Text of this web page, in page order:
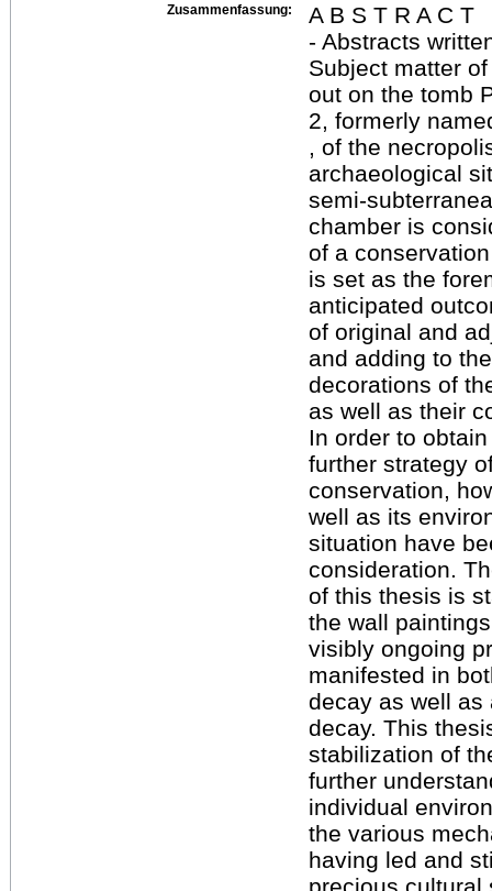
Zusammenfassung:
A B S T R A C T
- Abstracts
Subject matter
out on the tomb
2, formerly
, of the
archaeological
semi-
chamber is
of a
is set as the
anticipated
of original and
and adding to
decorations of
as well as their
In order to
further strategy
conservation,
well as its
situation have
consideration.
of this thesis is
the wall
visibly ongoing
manifested in
decay as well as
decay. This
stabilization of
further
individual
the various
having led and
precious cultural